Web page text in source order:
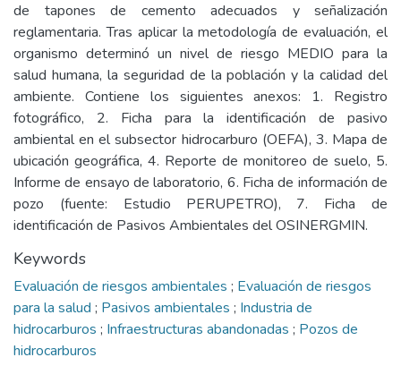
de tapones de cemento adecuados y señalización
reglamentaria. Tras aplicar la metodología de evaluación, el
organismo determinó un nivel de riesgo MEDIO para la
salud humana, la seguridad de la población y la calidad del
ambiente. Contiene los siguientes anexos: 1. Registro
fotográfico, 2. Ficha para la identificación de pasivo
ambiental en el subsector hidrocarburo (OEFA), 3. Mapa de
ubicación geográfica, 4. Reporte de monitoreo de suelo, 5.
Informe de ensayo de laboratorio, 6. Ficha de información de
pozo (fuente: Estudio PERUPETRO), 7. Ficha de
identificación de Pasivos Ambientales del OSINERGMIN.
Keywords
Evaluación de riesgos ambientales ; Evaluación de riesgos
para la salud ; Pasivos ambientales ; Industria de
hidrocarburos ; Infraestructuras abandonadas ; Pozos de
hidrocarburos